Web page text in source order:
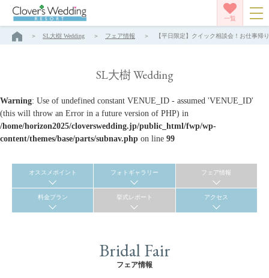
一覧
SL大樹 Wedding フェア情報 【平日限定】クイック相談会！お仕事帰
SL大樹 Wedding
Warning: Use of undefined constant VENUE_ID - assumed 'VENUE_ID'
(this will throw an Error in a future version of PHP) in
/home/horizon2025/cloverswedding.jp/public_html/fwp/wp-
content/themes/base/parts/subnav.php on line 99
オススメポイント フォトギャラリー フェア情報
料金プラン 挙式レポート アクセス
Bridal Fair
フェア情報